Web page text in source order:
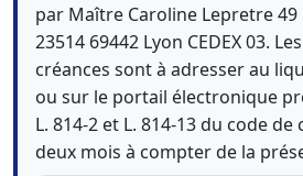
par Maître Caroline Lepretre 49
23514 69442 Lyon CEDEX 03.
créances sont à adresser au
ou sur le portail électronique
L. 814-2 et L. 814-13 du code
deux mois à compter de la